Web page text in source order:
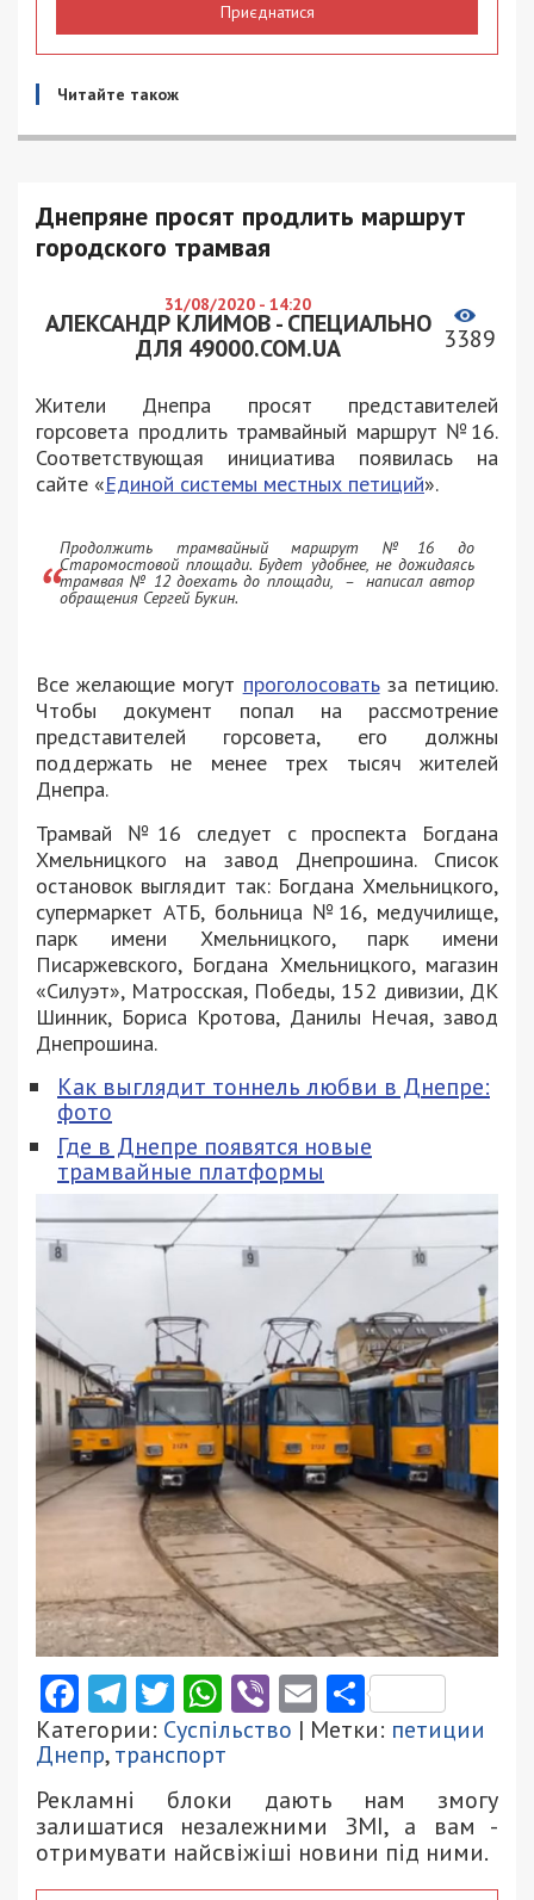
Приєднатися
Читайте також
Днепряне просят продлить маршрут
городского трамвая
31/08/2020 - 14:20
АЛЕКСАНДР КЛИМОВ - СПЕЦИАЛЬНО
ДЛЯ 49000.COM.UA
3389
Жители Днепра просят представителей
горсовета продлить трамвайный маршрут №16.
Соответствующая инициатива появилась на
сайте «Единой системы местных петиций».
Продолжить трамвайный маршрут №16 до
Старомостовой площади. Будет удобнее, не дожидаясь
трамвая № 12 доехать до площади, – написал автор
обращения Сергей Букин.
Все желающие могут проголосоватьза петицию.
Чтобы документ попал на рассмотрение
представителей горсовета, его должны
поддержать не менее трех тысяч жителей
Днепра.
Трамвай №16 следует с проспекта Богдана
Хмельницкого на завод Днепрошина. Список
остановок выглядит так: Богдана Хмельницкого,
супермаркет АТБ, больница №16, медучилище,
парк имени Хмельницкого, парк имени
Писаржевского, Богдана Хмельницкого, магазин
«Силуэт», Матросская, Победы, 152 дивизии, ДК
Шинник, Бориса Кротова, Данилы Нечая, завод
Днепрошина.
Как выглядит тоннель любви в Днепре:
фото
Где в Днепре появятся новые
трамвайные платформы
Facebook
Telegram
Twitter
WhatsApp
ViberEmail
Категории: Суспільство | Метки: петиции
Днепр,транспорт
Рекламні блоки дають нам змогу
залишатися незалежними ЗМІ, а вам -
отримувати найсвіжіші новини під ними.